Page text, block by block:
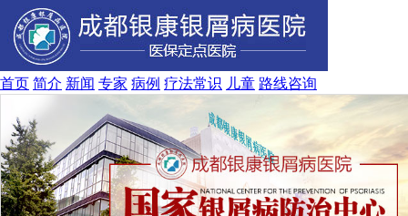
首页 简介 新闻 专家 病例 疗法常识 儿童 路线咨询